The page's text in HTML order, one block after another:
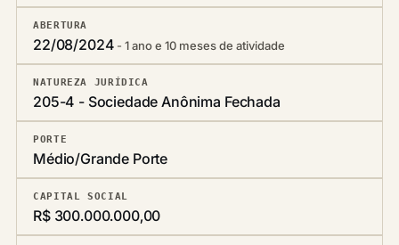
ABERTURA
22/08/2024 1 ano e 10 meses de atividade
NATUREZA JURÍDICA
205-4 - Sociedade Anônima Fechada
PORTE
Médio/Grande Porte
CAPITAL SOCIAL
R$ 300.000.000,00